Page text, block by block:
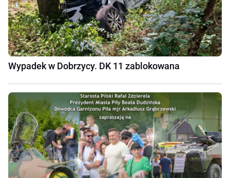
Wypadek w Dobrzycy. DK 11 zablokowana